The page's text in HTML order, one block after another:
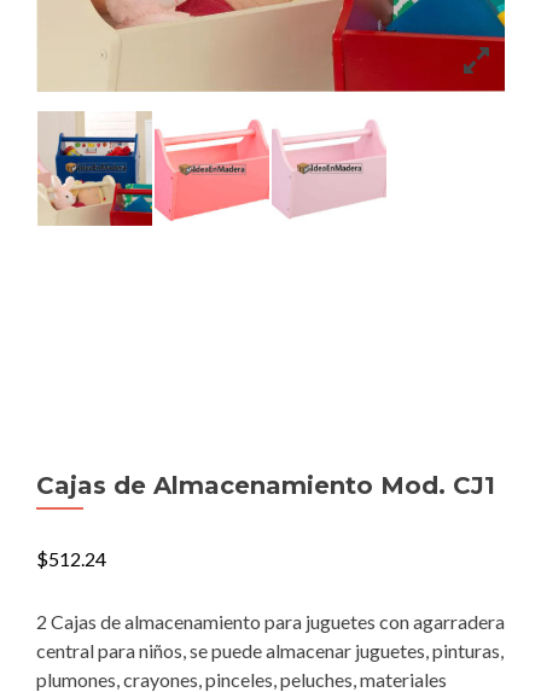
Cajas de Almacenamiento Mod. CJ1
$512.24
2 Cajas de almacenamiento para juguetes con agarradera
central para niños, se puede almacenar juguetes, pinturas,
plumones, crayones, pinceles, peluches, materiales